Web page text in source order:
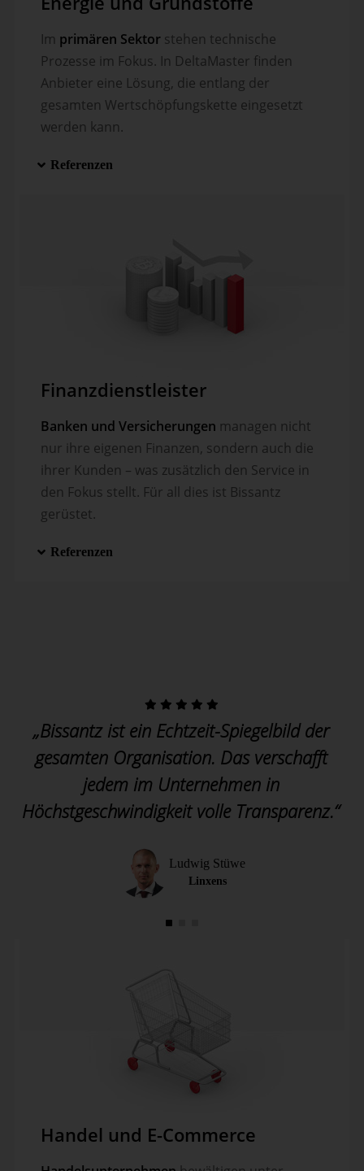
Im primären Sektorstehen tech­nische
Prozesse im Fokus. In DeltaMaster finden
Anbieter eine Lösung, die ent­lang der
gesamten Wert­schöp­fungs­­kette ein­ge­setzt
werden kann.
Referenzen
Finanzdienstleister
Banken und Versicherungen managen nicht
nur ihre eigenen Finanzen, sondern auch die
ihrer Kunden – was zusätzlich den Service in
den Fokus stellt. Für all dies ist Bissantz
gerüstet.
Referenzen
„Bissantz ist ein Echtzeit-Spiegelbild der
gesamten Organisation. Das verschafft
jedem im Unternehmen in
Höchstgeschwindigkeit volle Transparenz.“
Ludwig Stüwe
Linxens
Handel und E-Commerce